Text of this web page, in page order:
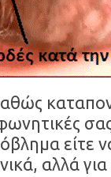
είτε
αλλά